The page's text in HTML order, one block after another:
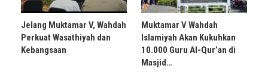
Jelang Muktamar V, Wahdah
Perkuat Wasathiyah dan
Kebangsaan
Muktamar V Wahdah
Islamiyah Akan Kukuhkan
10.000 Guru Al-Qur’an di
Masjid…